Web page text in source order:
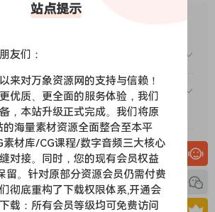
的释放采样
（柔音踏板）采样
器和合成器层控制，实现强大的声音塑造
技术，实现超平滑的力度和音符过渡
资源能否做为商业用途？
或包年VIP）后能升级包年（或终
未开通VIP会员？
或者借给别人用吗？
站点提示
友们：
来对万象资源网的支持与信赖！
优质、更全面的服务体验，我们
，本站升级正式完成。我们将原
的海量素材资源全面整合至本平
素材库/CG课程/数字音频三大核心
对接。同时，您的现有会员权益
留。针对原部分资源会员仍需付费
彻底重构了下载权限体系,开通会
载：所有会员等级均可免费访问